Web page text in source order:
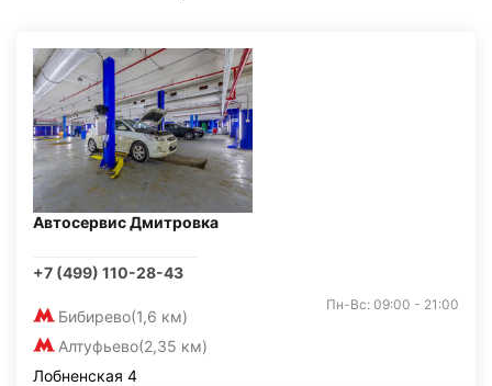
Автосервис Дмитровка
+7 (499) 110-28-43
Бибирево(1,6 км)
Алтуфьево(2,35 км)
Пн-Вс: 09:00 - 21:00
Лобненская 4